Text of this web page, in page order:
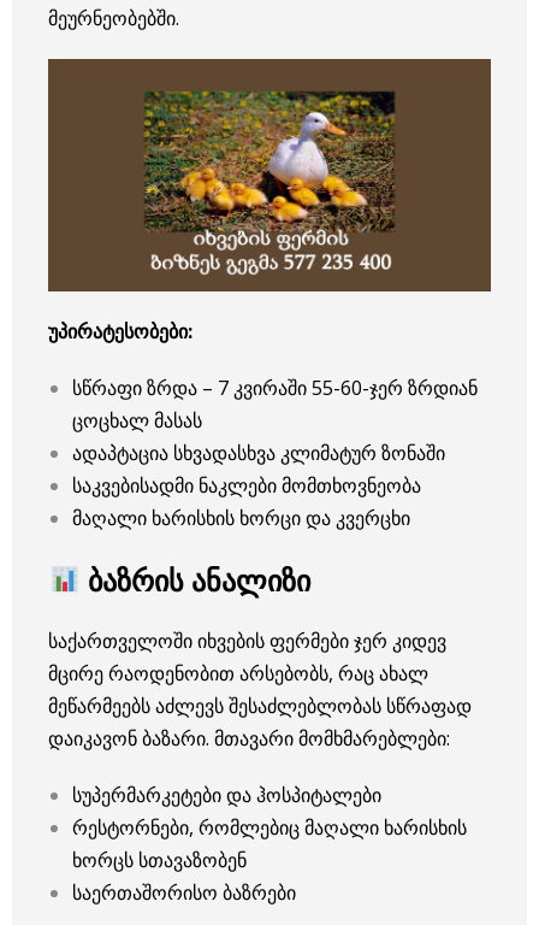
მეურნეობებში.
უპირატესობები:
სწრაფი ზრდა – 7 კვირაში 55-60-ჯერ ზრდიან
ცოცხალ მასას
ადაპტაცია სხვადასხვა კლიმატურ ზონაში
საკვებისადმი ნაკლები მომთხოვნეობა
მაღალი ხარისხის ხორცი და კვერცხი
ბაზრის ანალიზი
საქართველოში იხვების ფერმები ჯერ კიდევ
მცირე რაოდენობით არსებობს, რაც ახალ
მეწარმეებს აძლევს შესაძლებლობას სწრაფად
დაიკავონ ბაზარი. მთავარი მომხმარებლები:
სუპერმარკეტები და ჰოსპიტალები
რესტორნები, რომლებიც მაღალი ხარისხის
ხორცს სთავაზობენ
საერთაშორისო ბაზრები